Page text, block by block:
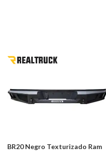
BR20 Negro Texturizado Ram